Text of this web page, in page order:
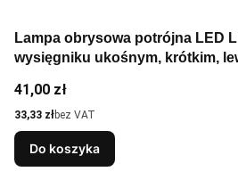
Lampa obrysowa potrójna LED
wysięgniku ukośnym, krótkim,
Cena
41,00 zł
Cena
33,33 złbez VAT
Do koszyka